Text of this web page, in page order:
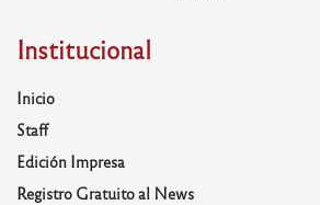
Institucional
Inicio
Staff
Edición Impresa
Registro Gratuito al News